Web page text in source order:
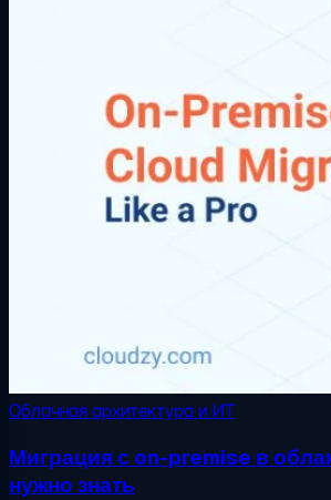
Облачная архитектура и ИТ
Миграция с on-premise в
нужно знать